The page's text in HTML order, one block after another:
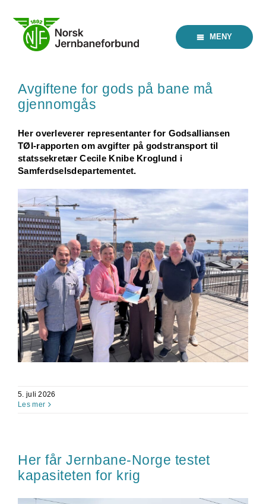
content
MENY
Avgiftene for gods på bane må
gjennomgås
Her overleverer representanter for Godsalliansen
TØI-rapporten om avgifter på godstransport til
statssekretær Cecile Knibe Kroglund i
Samferdselsdepartementet.
5. juli 2026
Les mer
Her får Jernbane-Norge testet
kapasiteten for krig